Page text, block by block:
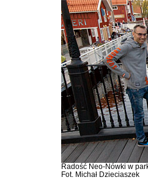
Radość Neo-Nówki w
Fot. Michał Dzieciaszek